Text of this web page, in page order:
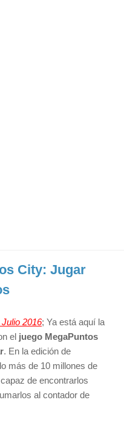
City: Jugar
2016; Ya está aquí la
el juego MegaPuntos
. En la edición de
más de 10 millones de
de encontrarlos
al contador de